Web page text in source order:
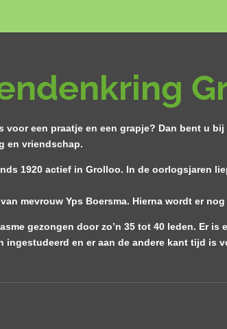
voor een praatje en een grapje? Dan bent u
en vriendschap.
1920 actief in Grolloo. In de oorlogsjaren
mevrouw Yps Boersma. Hierna wordt er
gezongen door zo’n 35 tot 40 leden. Er is
en er aan de andere kant tijd is